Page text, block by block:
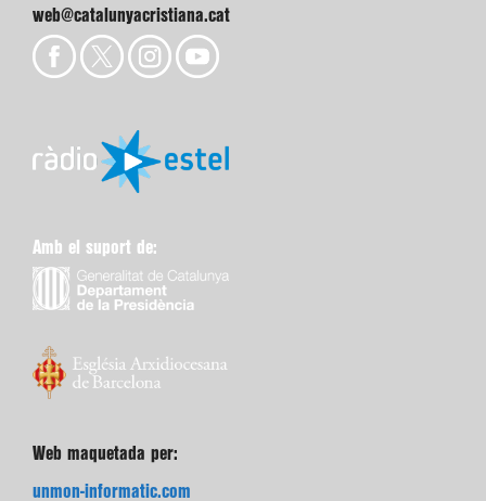
web@catalunyacristiana.cat
Amb el suport de:
Web maquetada per:
unmon-informatic.com